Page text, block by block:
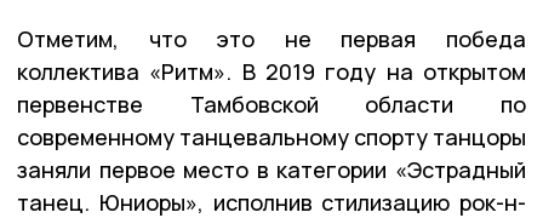
Отметим, что это не первая победа
коллектива «Ритм». В 2019 году на открытом
первенстве Тамбовской области по
современному танцевальному спорту танцоры
заняли первое место в категории «Эстрадный
танец. Юниоры», исполнив стилизацию рок-н-